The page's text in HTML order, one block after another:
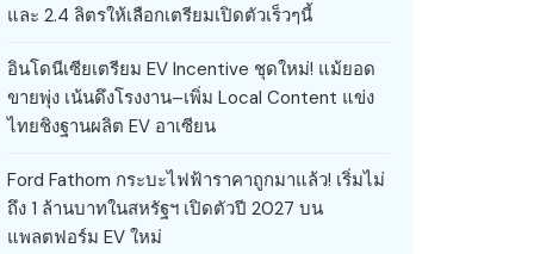
และ 2.4 ลิตรให้เลือกเตรียมเปิดตัวเร็วๆนี้
อินโดนีเซียเตรียม EV Incentive ชุดใหม่! แม้ยอด
ขายพุ่ง เน้นดึงโรงงาน–เพิ่ม Local Content แข่ง
ไทยชิงฐานผลิต EV อาเซียน
Ford Fathom กระบะไฟฟ้าราคาถูกมาแล้ว! เริ่มไม่
ถึง 1 ล้านบาทในสหรัฐฯ เปิดตัวปี 2027 บน
แพลตฟอร์ม EV ใหม่